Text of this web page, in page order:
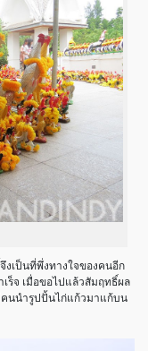
งเป็นที่พึ่งทางใจของคนอีก
ร็จ เมื่อขอไปแล้วสัมฤทธิ์ผล
นนำรูปปั้นไก่แก้วมาแก้บน